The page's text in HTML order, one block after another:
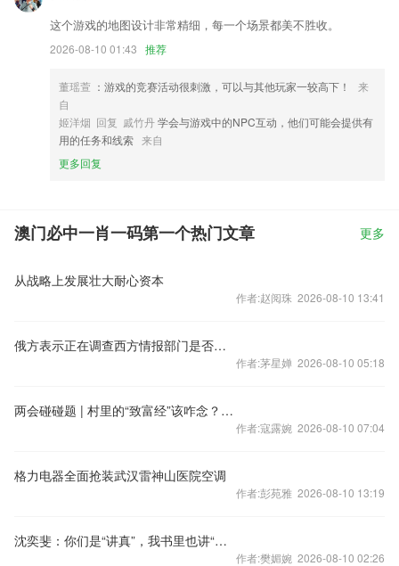
这个游戏的地图设计非常精细，每一个场景都美不胜收。
2026-08-10 01:43 推荐
董瑶萱 ：游戏的竞赛活动很刺激，可以与其他玩家一较高下！
来
自
姬洋烟 回复 戚竹丹学会与游戏中的NPC互动，他们可能会提供有
用的任务和线索 来自
更多回复
澳门必中一肖一码第一个热门文章 更多
从战略上发展壮大耐心资本
作者:赵阅珠 2026-08-10 13:41
俄方表示正在调查西方情报部门是否参与瓦格纳事件
作者:茅星婵 2026-08-10 05:18
两会碰碰题 | 村里的“致富经”该咋念？听听他们怎么说
作者:寇露婉 2026-08-10 07:04
格力电器全面抢装武汉雷神山医院空调
作者:彭苑雅 2026-08-10 13:19
沈奕斐：你们是“讲真”，我书里也讲“真实性”
作者:樊媚婉 2026-08-10 02:26